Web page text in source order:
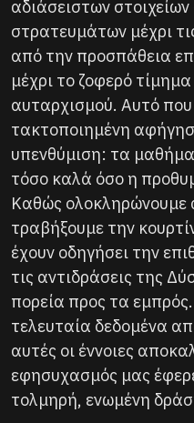
αδιάσειστων
στρατευμάτων μέχρι
από την προσπάθεια
μέχρι το ζοφερό
αυταρχισμού. Αυτό που
τακτοποιημένη
υπενθύμιση: τα
τόσο καλά όσο η
Καθώς ολοκληρώνουμε
τραβήξουμε την
έχουν οδηγήσει την
τις αντιδράσεις της
πορεία προς τα
τελευταία δεδομένα
αυτές οι έννοιες
εφησυχασμός μας
τολμηρή, ενωμένη